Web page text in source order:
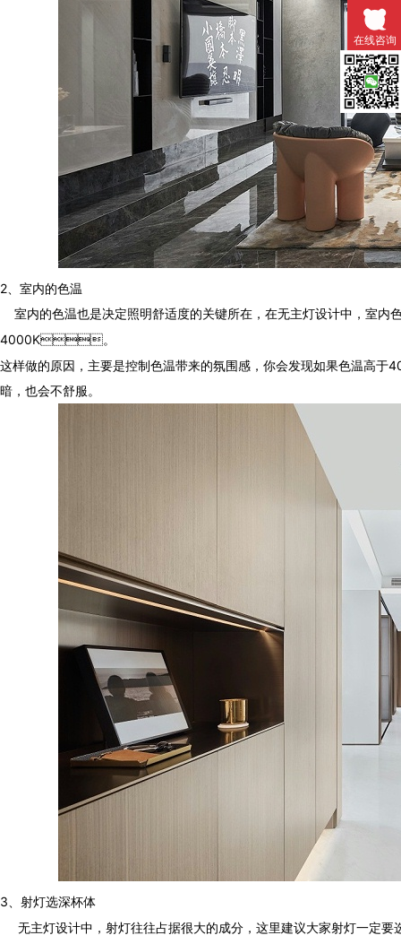
2、室内的色温
室内的色温也是决定照明舒适度的关键所在，在无主灯设计中
4000K。
这样做的原因，主要是控制色温带来的氛围感，你会发现如果色温
暗，也会不舒服。
3、射灯选深杯体
无主灯设计中，射灯往往占据很大的成分，这里建议大家射灯一定要选
在线咨询
微信扫一扫